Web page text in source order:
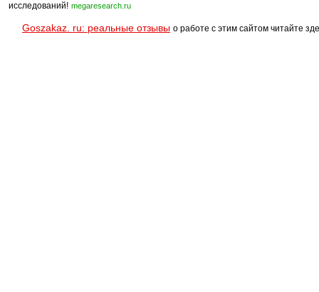
исследований! megaresearch.ru
Goszakaz. ru: реальные отзывы о работе с этим сайтом читайте